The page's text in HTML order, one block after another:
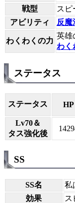
戦型
スピ
アビリティ
反魔
わくわくの力
英雄
わく
ステータス
ステータス HP
Lv70＆
タス強化後
SS
SS名
私
効果
ス